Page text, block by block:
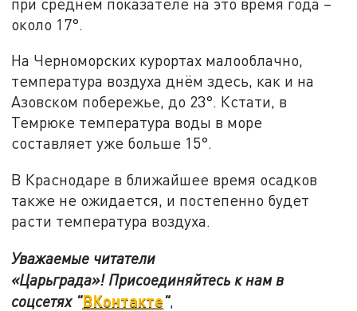
около 17°.
На Черноморских курортах малооблачно,
температура воздуха днём здесь, как и на
Азовском побережье, до 23°. Кстати, в
Темрюке температура воды в море
составляет уже больше 15°.
В Краснодаре в ближайшее время осадков
также не ожидается, и постепенно будет
расти температура воздуха.
Уважаемые читатели
«Царьграда»! Присоединяйтесь к нам в
соцсетях "ВКонтакте",